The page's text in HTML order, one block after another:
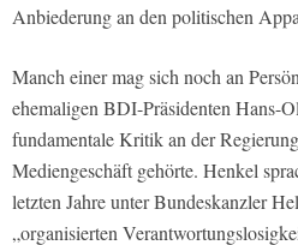
Anbiederung an den politischen
Manch einer mag sich noch an
ehemaligen BDI-Präsidenten Hans-
fundamentale Kritik an der
Mediengeschäft gehörte. Henkel
letzten Jahre unter Bundeskanzler
„organisierten